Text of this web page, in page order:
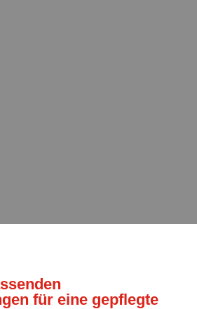
für eine gepflegte